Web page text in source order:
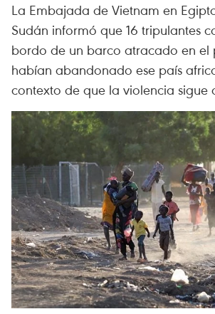
La Embajada de Vietnam en
Sudán informó que 16 tripulantes
bordo de un barco atracado en el
habían abandonado ese país
contexto de que la violencia sigue